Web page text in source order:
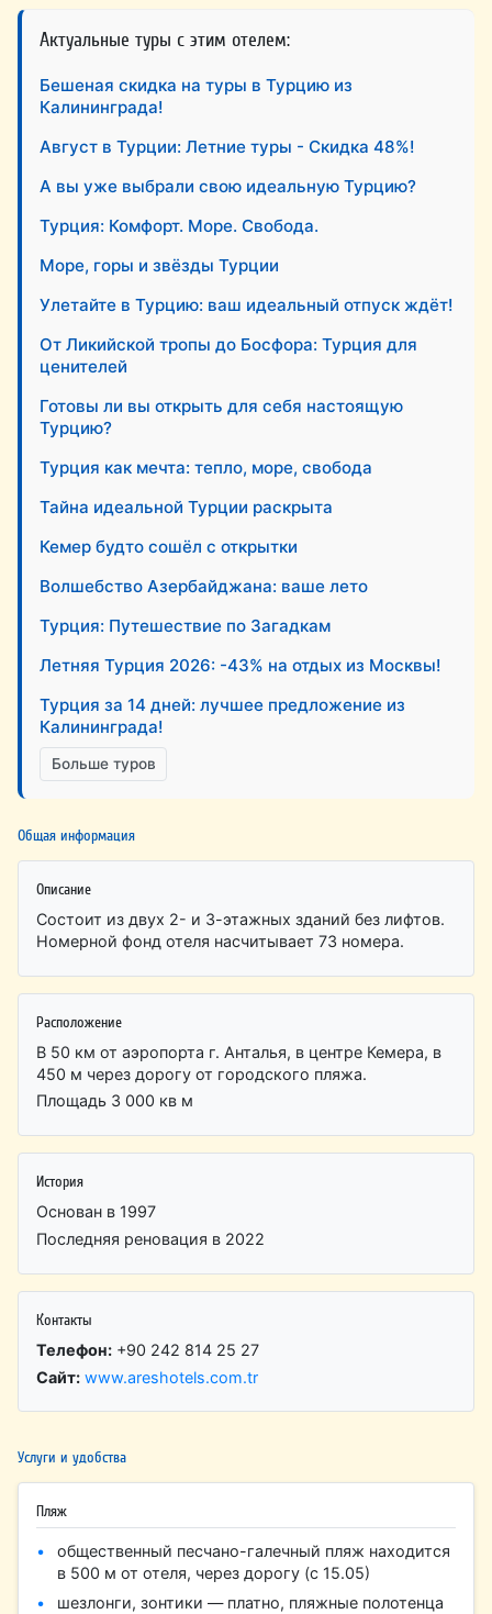
Актуальные туры с этим отелем:
Бешеная скидка на туры в Турцию из
Калининграда!
Август в Турции: Летние туры - Скидка 48%!
А вы уже выбрали свою идеальную Турцию?
Турция: Комфорт. Море. Свобода.
Море, горы и звёзды Турции
Улетайте в Турцию: ваш идеальный отпуск ждёт!
От Ликийской тропы до Босфора: Турция для
ценителей
Готовы ли вы открыть для себя настоящую
Турцию?
Турция как мечта: тепло, море, свобода
Тайна идеальной Турции раскрыта
Кемер будто сошёл с открытки
Волшебство Азербайджана: ваше лето
Турция: Путешествие по Загадкам
Летняя Турция 2026: -43% на отдых из Москвы!
Турция за 14 дней: лучшее предложение из
Калининграда!
Больше туров
Общая информация
Описание
Состоит из двух 2- и 3-этажных зданий без лифтов.
Номерной фонд отеля насчитывает 73 номера.
Расположение
В 50 км от аэропорта г. Анталья, в центре Кемера, в
450 м через дорогу от городского пляжа.
Площадь 3 000 кв м
История
Основан в 1997
Последняя реновация в 2022
Контакты
Телефон: +90 242 814 25 27
Сайт: www.areshotels.com.tr
Услуги и удобства
Пляж
общественный песчано-галечный пляж находится
в 500 м от отеля, через дорогу (с 15.05)
шезлонги, зонтики — платно, пляжные полотенца